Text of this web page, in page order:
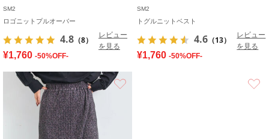
SM2
ロゴニットプルオーバー
4.8 （8）
レビュー
を見る
¥1,760 -50%OFF-
SM2
トグルニットベスト
4.6 （13）
レビュー
を見る
¥1,760 -50%OFF-